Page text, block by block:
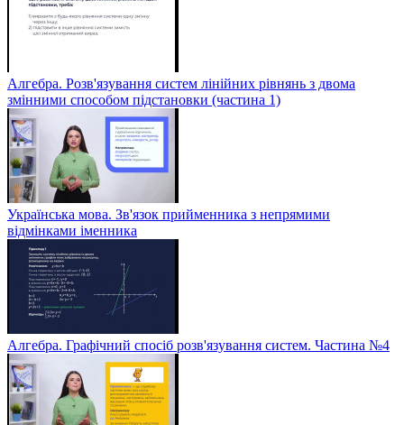
Алгебра. Розв'язування систем лінійних рівнянь з двома
змінними способом підстановки (частина 1)
Українська мова. Зв'язок прийменника з непрямими
відмінками іменника
Алгебра. Графічний спосіб розв'язування систем. Частина №4